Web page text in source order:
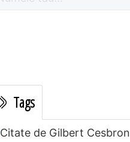
Tags
Citate de Gilbert Cesbron